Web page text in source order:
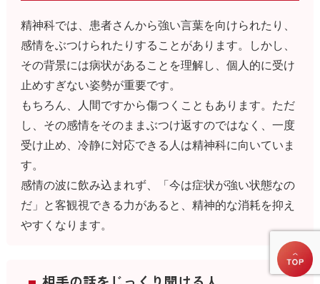
精神科では、患者さんから強い言葉を向けられたり、
感情をぶつけられたりすることがあります。しかし、
その背景には病状があることを理解し、個人的に受け
止めすぎない姿勢が重要です。
もちろん、人間ですから傷つくこともあります。ただ
し、その感情をそのままぶつけ返すのではなく、一度
受け止め、冷静に対応できる人は精神科に向いていま
す。
感情の波に飲み込まれず、「今は症状が強い状態なの
だ」と客観視できる力があると、精神的な消耗を抑え
やすくなります。